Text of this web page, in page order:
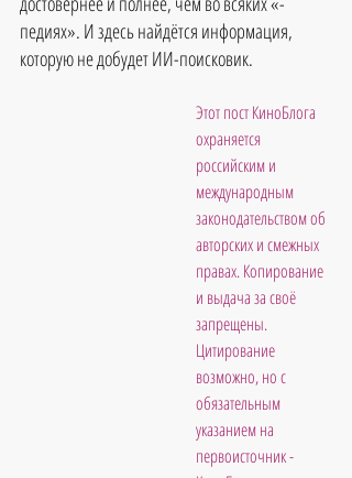
педиях». И здесь найдётся информация,
которую не добудет ИИ-поисковик.
Этот пост КиноБлога
охраняется
российским и
международным
законодательством об
авторских и смежных
правах. Копирование
и выдача за своё
запрещены.
Цитирование
возможно, но с
обязательным
указанием на
первоисточник -